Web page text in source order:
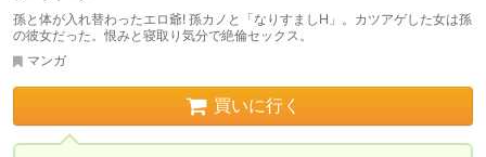
孫と体が入れ替わったエロ爺! 孫カノと「なりすましH」。カツアゲした女は孫
の彼女だった。恨みと寝取り気分で絶倫セックス。
マンガ
買いに行く